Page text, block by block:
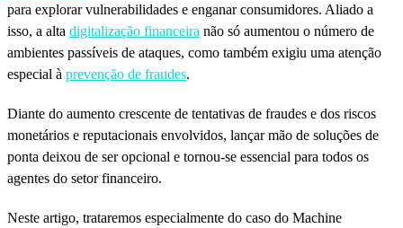
para explorar vulnerabilidades e enganar consumidores. Aliado a
isso, a alta digitalização financeira não só aumentou o número de
ambientes passíveis de ataques, como também exigiu uma atenção
especial à prevenção de fraudes.
Diante do aumento crescente de tentativas de fraudes e dos riscos
monetários e reputacionais envolvidos, lançar mão de soluções de
ponta deixou de ser opcional e tornou-se essencial para todos os
agentes do setor financeiro.
Neste artigo, trataremos especialmente do caso do Machine